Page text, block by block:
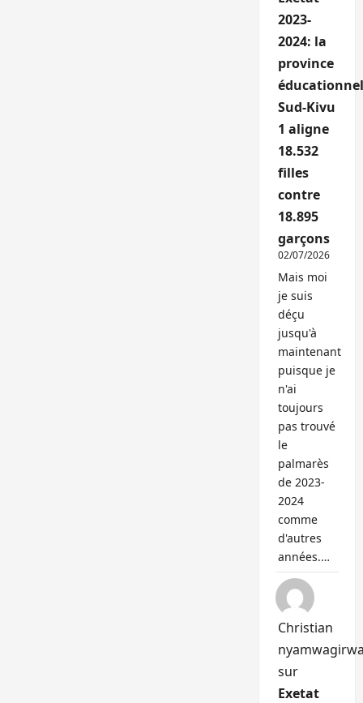
2023-
2024: la
province
Sud-Kivu
1 aligne
18.532
filles
contre
18.895
garçons
02/07/2026
Mais moi
je suis
déçu
jusqu'à
maintenant
puisque je
n'ai
toujours
pas trouvé
le
palmarès
de 2023-
2024
comme
d'autres
années.…
Christian
sur
Exetat